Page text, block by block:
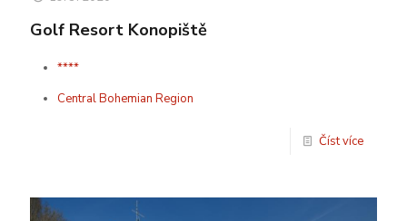
Golf Resort Konopiště
****
Central Bohemian Region
Číst více